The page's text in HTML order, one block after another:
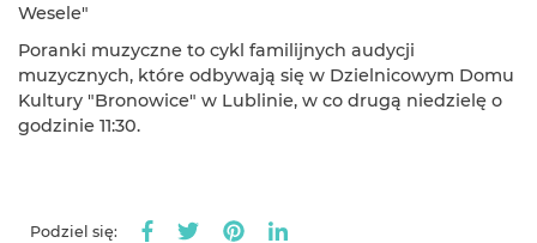
Wesele"
Poranki muzyczne to cykl familijnych audycji
muzycznych, które odbywają się w Dzielnicowym Domu
Kultury "Bronowice" w Lublinie, w co drugą niedzielę o
godzinie 11:30.
Podziel się: